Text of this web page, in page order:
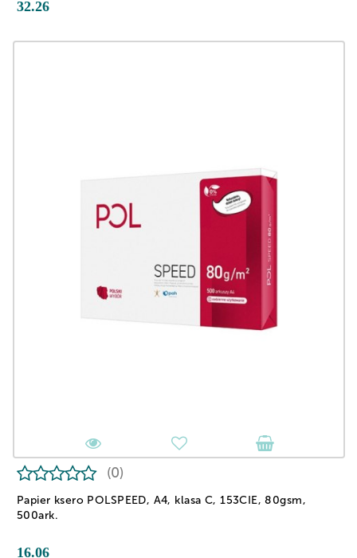
32.26
Papier ksero POLSPEED, A4, klasa C, 153CIE, 80gsm,
500ark.
(0)
16.06